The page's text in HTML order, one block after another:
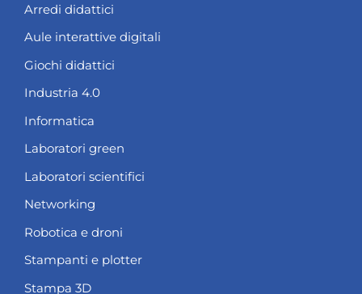
Arredi didattici
Aule interattive digitali
Giochi didattici
Industria 4.0
Informatica
Laboratori green
Laboratori scientifici
Networking
Robotica e droni
Stampanti e plotter
Stampa 3D